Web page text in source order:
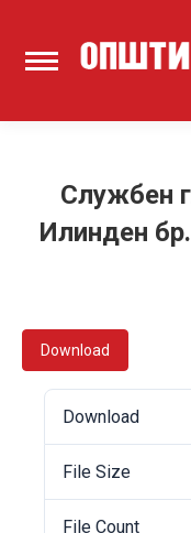
Службен
Илинден
Download
Download
File Size
File Count